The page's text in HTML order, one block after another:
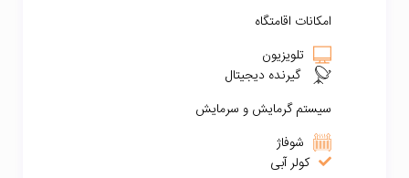
امکانات اقامتگاه
تلویزیون
گیرنده دیجیتال
سیستم گرمایش و سرمایش
شوفاژ
کولر آبی